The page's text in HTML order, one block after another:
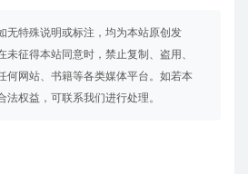
无特殊说明或标注，均为本站原创发
未征得本站同意时，禁止复制、盗用、
何网站、书籍等各类媒体平台。如若本
法权益，可联系我们进行处理。